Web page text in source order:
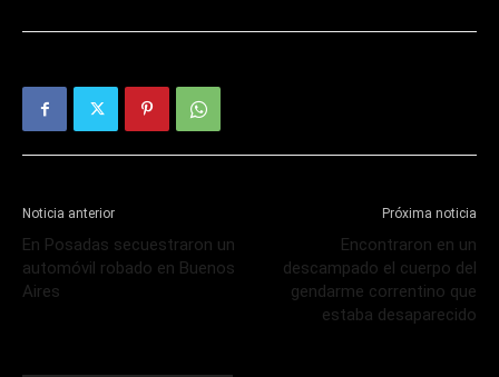
Noticia anterior
En Posadas secuestraron un
automóvil robado en Buenos
Aires
Próxima noticia
Encontraron en un
descampado el cuerpo del
gendarme correntino que
estaba desaparecido